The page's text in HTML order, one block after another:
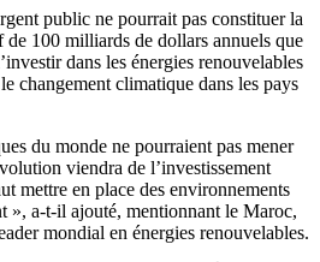
public ne pourrait pas constituer la
de 100 milliards de dollars annuels que
dans les énergies renouvelables
changement climatique dans les pays
du monde ne pourraient pas mener
viendra de l’investissement
mettre en place des environnements
», a-t-il ajouté, mentionnant le Maroc,
mondial en énergies renouvelables.